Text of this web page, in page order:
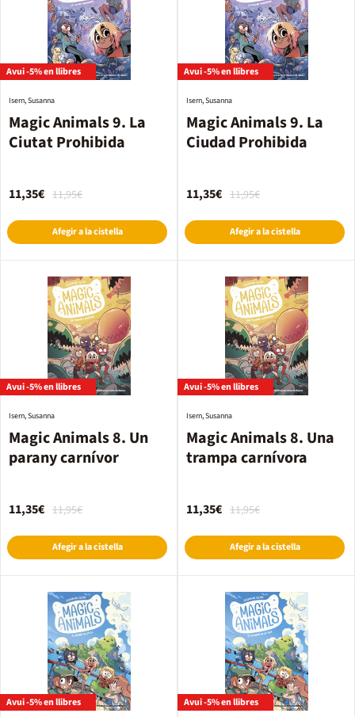
Avui -5% en llibres
Magic Animals 9. La
Ciutat Prohibida
Isern, Susanna
11,95€
11,35€
Afegir a la cistella
Avui -5% en llibres
Magic Animals 9. La
Ciudad Prohibida
Isern, Susanna
11,95€
11,35€
Afegir a la cistella
Avui -5% en llibres
Magic Animals 8. Un
parany carnívor
Isern, Susanna
11,95€
11,35€
Afegir a la cistella
Avui -5% en llibres
Magic Animals 8. Una
trampa carnívora
Isern, Susanna
11,95€
11,35€
Afegir a la cistella
Avui -5% en llibres Avui -5% en llibres